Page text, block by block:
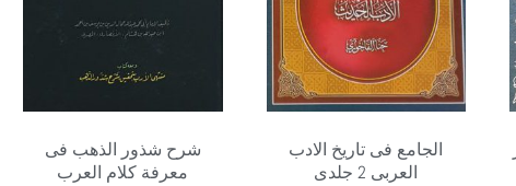
الجامع فی تاریخ الادب
العربی 2 جلدی
شرح شذور الذهب فی
معرفة کلام العرب